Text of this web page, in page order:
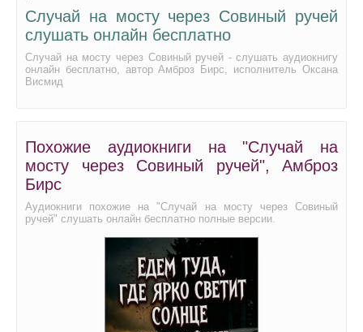
Случай на мосту через Совиный ручей
слушать онлайн бесплатно
Случай на мосту через Совиный ручей - слушать аудиокнигу
онлайн бесплатно, автор Амброз Бирс, исполнитель Оксана
Висмид
Похожие аудиокниги на "Случай на
мосту через Совиный ручей", Амброз
Бирс
Аудиокниги похожие на "Случай на мосту через Совиный
ручей" слушать онлайн бесплатно полные версии.